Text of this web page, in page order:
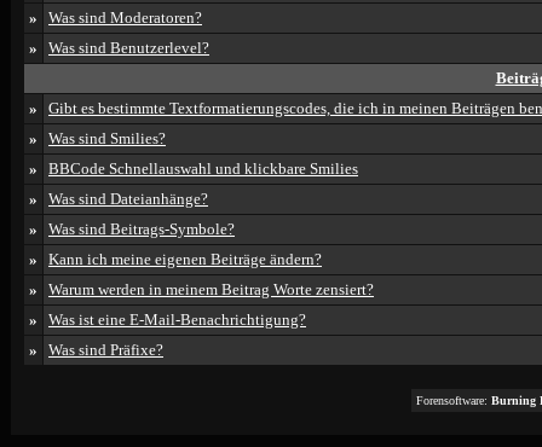
»
Was sind Moderatoren?
»
Was sind Benutzerlevel?
»
Gibt es bestimmte Textformatierungscodes, die ich in meinen Beiträgen
»
Was sind Smilies?
»
BBCode Schnellauswahl und klickbare Smilies
»
Was sind Dateianhänge?
»
Was sind Beitrags-Symbole?
»
Kann ich meine eigenen Beiträge ändern?
»
Warum werden in meinem Beitrag Worte zensiert?
»
Was ist eine E-Mail-Benachrichtigung?
»
Was sind Präfixe?
Forensoftware: Burning